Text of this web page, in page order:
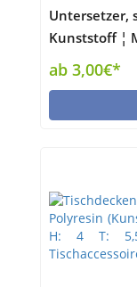
Untersetzer,
Kunststoff ¦
Höffner
ab 3,00€*